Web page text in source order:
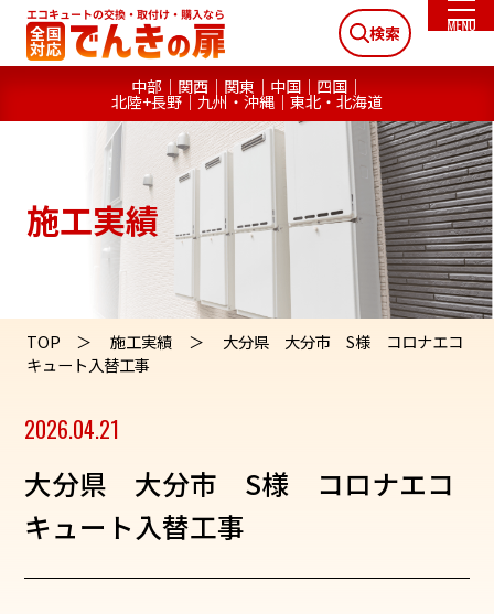
検索
中部 関西 関東 中国 四国
北陸+長野 九州・沖縄 東北・北海道
施工実績
TOP 施工実績
大分県 大分市 S様 コロナエコ
キュート入替工事
2026.04.21
大分県 大分市 S様 コロナエコ
キュート入替工事